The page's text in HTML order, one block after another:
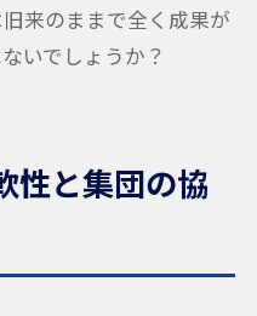
来のままで全く成果が
いでしょうか？
性と集団の協